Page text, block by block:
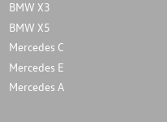
BMW X3
BMW X5
Mercedes C
Mercedes E
Mercedes A